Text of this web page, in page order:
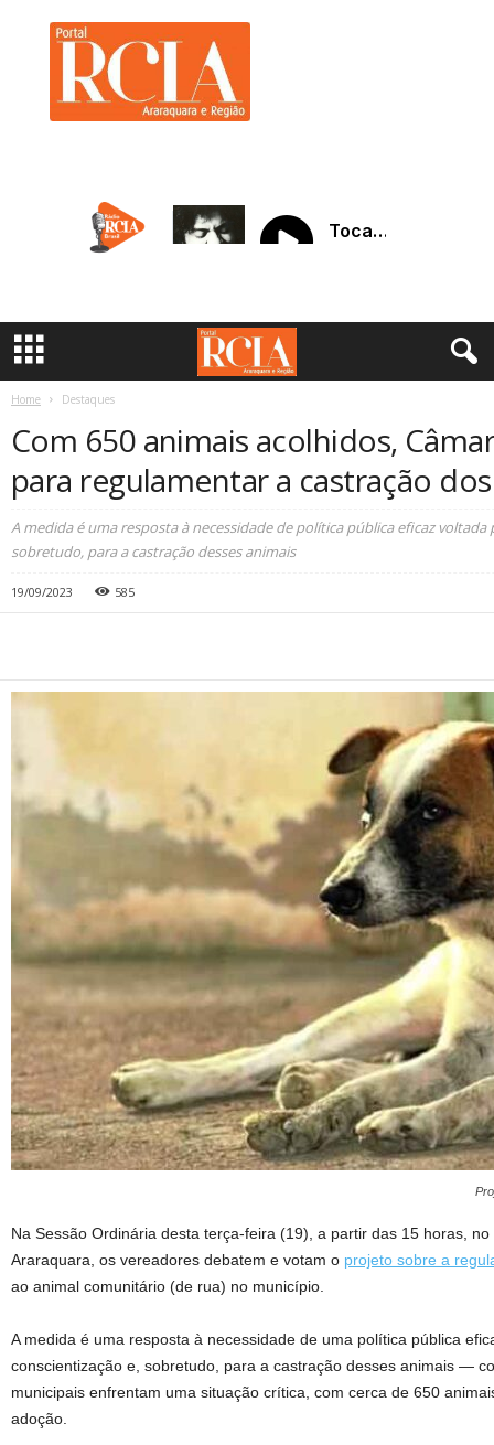
a
Home Destaques
Com 650 animais acolhidos,
para regulamentar a castração
A medida é uma resposta à necessidade de política pública eficaz voltada
sobretudo, para a castração desses animais
19/09/2023 585
Na Sessão Ordinária desta terça-feira (19), a partir das 15 horas,
Araraquara, os vereadores debatem e votam o projeto sobre a
ao animal comunitário (de rua) no município.
A medida é uma resposta à necessidade de uma política pública
conscientização e, sobretudo, para a castração desses animais —
municipais enfrentam uma situação crítica, com cerca de 650
adoção.